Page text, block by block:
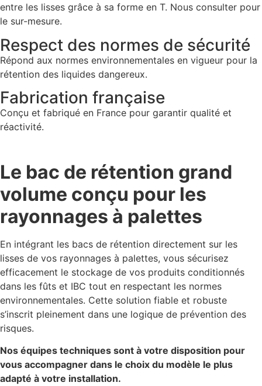
entre les lisses grâce à sa forme en T. Nous consulter pour
le sur-mesure.
Respect des normes de sécurité
Répond aux normes environnementales en vigueur pour la
rétention des liquides dangereux.
Fabrication française
Conçu et fabriqué en France pour garantir qualité et
réactivité.
Le bac de rétention grand
volume conçu pour les
rayonnages à palettes
En intégrant les bacs de rétention directement sur les
lisses de vos rayonnages à palettes, vous sécurisez
efficacement le stockage de vos produits conditionnés
dans les fûts et IBC tout en respectant les normes
environnementales. Cette solution fiable et robuste
s’inscrit pleinement dans une logique de prévention des
risques.
Nos équipes techniques sont à votre disposition pour
vous accompagner dans le choix du modèle le plus
adapté à votre installation.